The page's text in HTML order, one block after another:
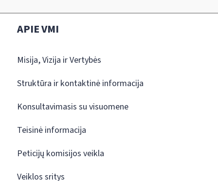
APIE VMI
Misija, Vizija ir Vertybės
Struktūra ir kontaktinė informacija
Konsultavimasis su visuomene
Teisinė informacija
Peticijų komisijos veikla
Veiklos sritys